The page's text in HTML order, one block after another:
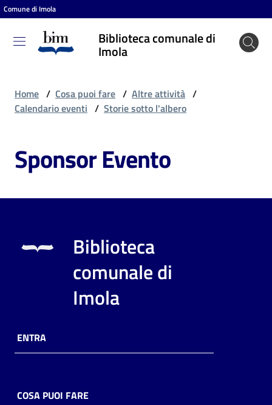
Vai al contenuto
Vai alla navigazione
Vai al footer
Comune di Imola
Biblioteca comunale di
Imola
Biblioteca
comunale
puoi
Risorse
online
Home / Cosa puoi fare / Altre attività /
Calendario eventi / Storie sotto l'albero
Sponsor Evento
Biblioteca
comunale di
Imola
ENTRA
COSA PUOI FARE